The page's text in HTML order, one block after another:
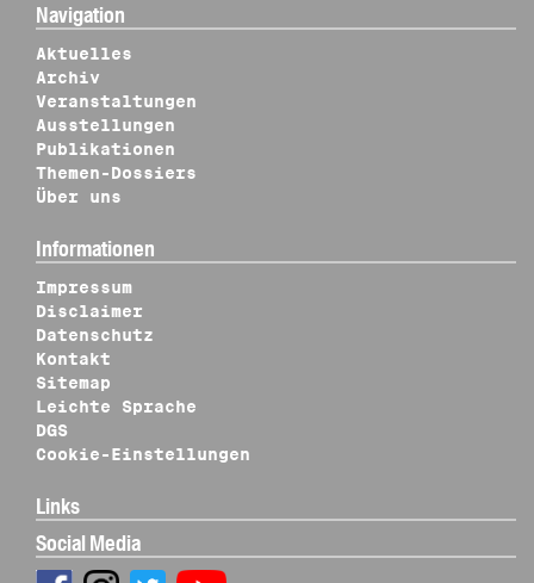
Navigation
Aktuelles
Archiv
Veranstaltungen
Ausstellungen
Publikationen
Themen-Dossiers
Über uns
Informationen
Impressum
Disclaimer
Datenschutz
Kontakt
Sitemap
Leichte Sprache
DGS
Cookie-Einstellungen
Links
Social Media